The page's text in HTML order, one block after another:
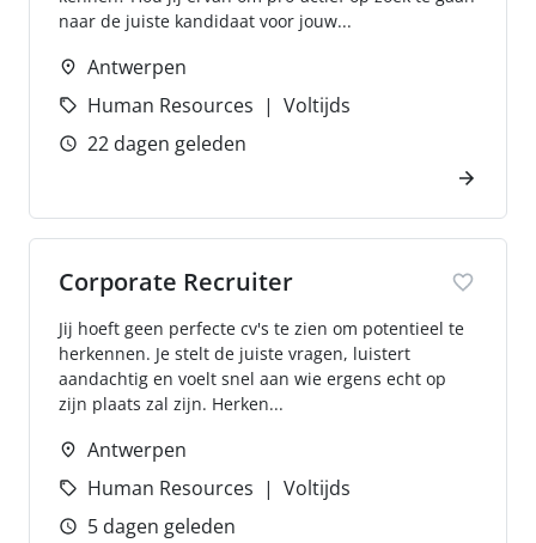
naar de juiste kandidaat voor jouw...
Antwerpen
Human Resources
Voltijds
22 dagen geleden
Corporate Recruiter
Jij hoeft geen perfecte cv's te zien om potentieel te
herkennen. Je stelt de juiste vragen, luistert
aandachtig en voelt snel aan wie ergens echt op
zijn plaats zal zijn. Herken...
Antwerpen
Human Resources
Voltijds
5 dagen geleden